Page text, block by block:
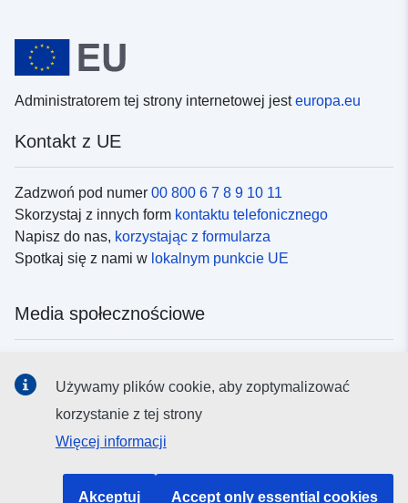
Administratorem tej strony internetowej jesteuropa.eu
Kontakt z UE
Zadzwoń pod numer 00 800 6 7 8 9 10 11
Skorzystaj z innych form kontaktu telefonicznego
Napisz do nas, korzystając z formularza
Spotkaj się z nami w lokalnym punkcie UE
Media społecznościowe
Instytucje i organy UE
Używamy plików cookie, aby zoptymalizować
korzystanie z tej strony
Więcej informacji
Akceptuj Accept only essential cookies